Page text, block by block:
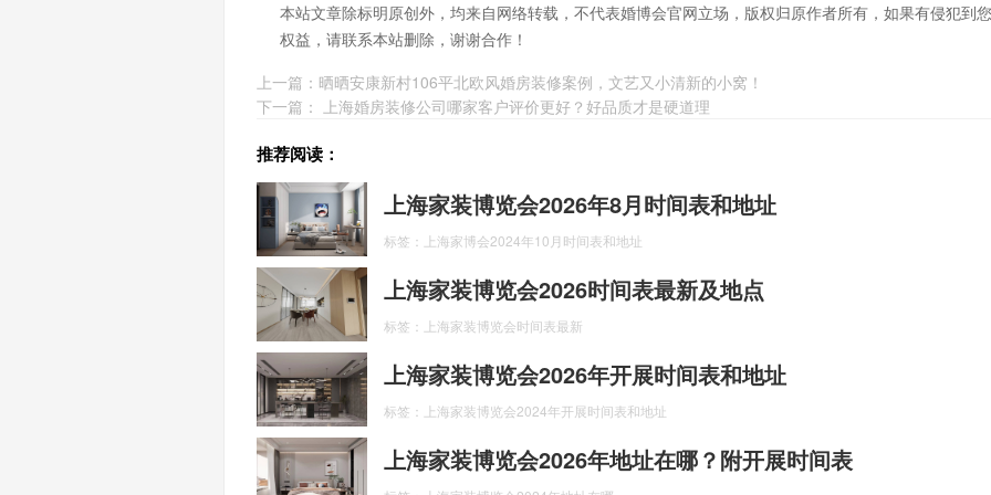
本站文章除标明原创外，均来自网络转载，不代表婚博会官网立场，版权归原作者所有，如果有侵犯到
权益，请联系本站删除，谢谢合作！
上一篇： 晒晒安康新村106平北欧风婚房装修案例，文艺又小清新的小窝！
下一篇：
上海婚房装修公司哪家客户评价更好？好品质才是硬道理
推荐阅读：
上海家装博览会2026年8月时间表和地址
标签：上海家博会2024年10月时间表和地址
上海家装博览会2026时间表最新及地点
标签：上海家装博览会时间表最新
上海家装博览会2026年开展时间表和地址
标签：上海家装博览会2024年开展时间表和地址
上海家装博览会2026年地址在哪？附开展时间表